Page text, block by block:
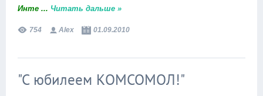
Инте ... Читать дальше »
754 Alex 01.09.2010
"С юбилеем КОМСОМОЛ!"